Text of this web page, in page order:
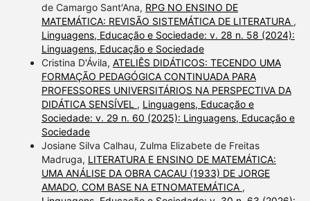
de Camargo Sant'Ana, RPG NO ENSINO DE
MATEMÁTICA: REVISÃO SISTEMÁTICA DE LITERATURA ,
Linguagens, Educação e Sociedade: v. 28 n. 58 (2024):
Linguagens, Educação e Sociedade
Cristina D'Ávila, ATELIÊS DIDÁTICOS: TECENDO UMA
FORMAÇÃO PEDAGÓGICA CONTINUADA PARA
PROFESSORES UNIVERSITÁRIOS NA PERSPECTIVA DA
DIDÁTICA SENSÍVEL , Linguagens, Educação e
Sociedade: v. 29 n. 60 (2025): Linguagens, Educação e
Sociedade
Josiane Silva Calhau, Zulma Elizabete de Freitas
Madruga, LITERATURA E ENSINO DE MATEMÁTICA:
UMA ANÁLISE DA OBRA CACAU (1933) DE JORGE
AMADO, COM BASE NA ETNOMATEMÁTICA ,